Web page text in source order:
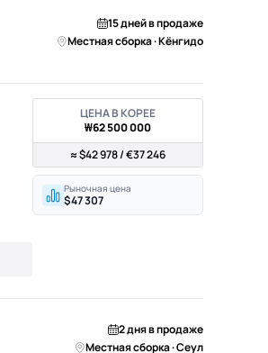
15 дней в продаже
Местная сборка · Кёнгидо
ЦЕНА В КОРЕЕ
₩62 500 000
≈ $42 978 / €37 246
Рыночная цена
$47 307
2 дня в продаже
Местная сборка · Сеул